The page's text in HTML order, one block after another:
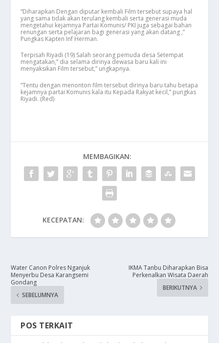
“Diharapkan Dengan diputar kembali Film tersebut supaya hal
yang sama tidak akan terulang kembali serta generasi muda
mengetahui kejamnya Partai Komunis/ PKI juga sebagai bahan
renungan serta pelajaran bagi generasi yang akan datang ,”
Pungkas Kapten Inf Herman.
Terpisah Riyadi (19) Salah seorang pemuda desa Setempat
mengatakan,” dia selama dirinya dewasa baru kali ini
menyaksikan Film tersebut,” ungkapnya.
“Tentu dengan menonton film tersebut dirinya baru tahu betapa
kejamnya partai Komunis kala itu Kepada Rakyat kecil,” pungkas
Riyadi. (Red)
MEMBAGIKAN:
KECEPATAN:
Water Canon Polres Nganjuk
Menyerbu Desa Karangsemi
Gondang
SEBELUMNYA
IKMA Tanbu Diharapkan Bisa
Perkenalkan Wisata Daerah
BERIKUTNYA
POS TERKAIT